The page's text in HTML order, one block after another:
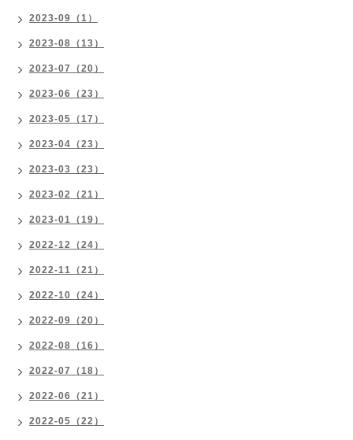
2023-09（1）
2023-08（13）
2023-07（20）
2023-06（23）
2023-05（17）
2023-04（23）
2023-03（23）
2023-02（21）
2023-01（19）
2022-12（24）
2022-11（21）
2022-10（24）
2022-09（20）
2022-08（16）
2022-07（18）
2022-06（21）
2022-05（22）